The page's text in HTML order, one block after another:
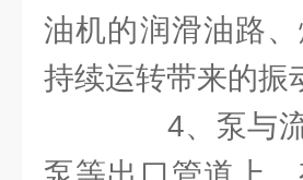
油机的润滑油路
持续运转带来的振
4、泵与流